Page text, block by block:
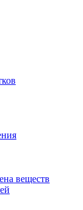
веществ